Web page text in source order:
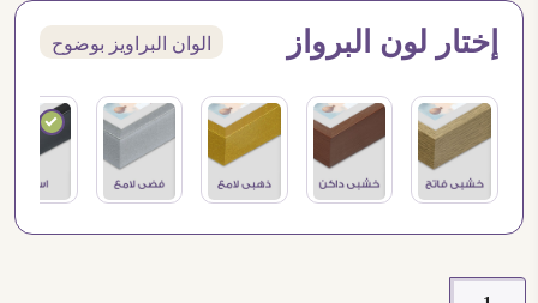
إختار لون البرواز الوان البراويز بوضوح